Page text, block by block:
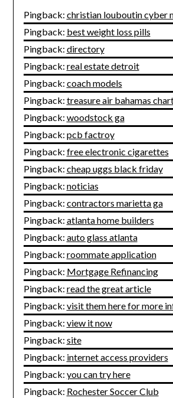
Pingback: christian louboutin cyber
Pingback: best weight loss pills
Pingback: directory
Pingback: real estate detroit
Pingback: coach models
Pingback: treasure air bahamas
Pingback: woodstock ga
Pingback: pcb factroy
Pingback: free electronic cigarettes
Pingback: cheap uggs black friday
Pingback: noticias
Pingback: contractors marietta ga
Pingback: atlanta home builders
Pingback: auto glass atlanta
Pingback: roommate application
Pingback: Mortgage Refinancing
Pingback: read the great article
Pingback: visit them here for more
Pingback: view it now
Pingback: site
Pingback: internet access providers
Pingback: you can try here
Pingback: Rochester Soccer Club